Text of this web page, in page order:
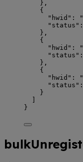
},
{
"hwid" : "
"status"
},
{
"hwid" : "
"status"
},
{
"hwid" : "
"status"
}
}